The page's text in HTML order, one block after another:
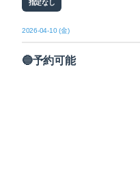
指定なし
2026-04-10 (金)
🔵予約可能